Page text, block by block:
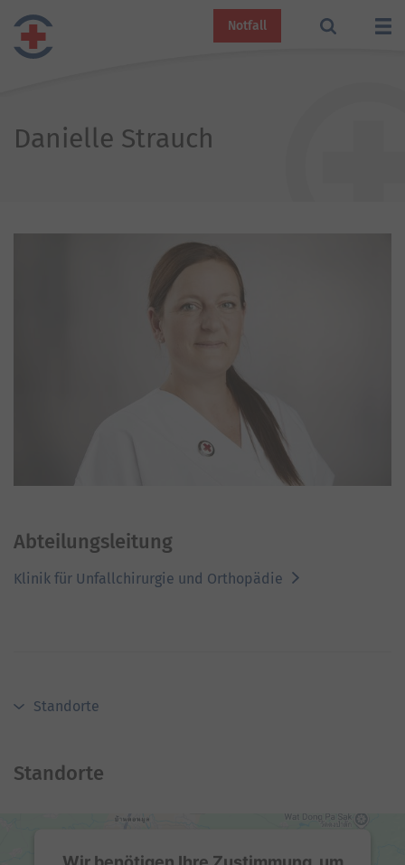
Notfall
Danielle Strauch
Abteilungsleitung
Klinik für Unfallchirurgie und Orthopädie
Standorte
Standorte